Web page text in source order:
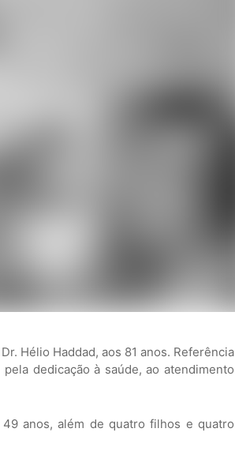
Hélio Haddad, aos 81 anos. Referência
dedicação à saúde, ao atendimento
anos, além de quatro filhos e quatro